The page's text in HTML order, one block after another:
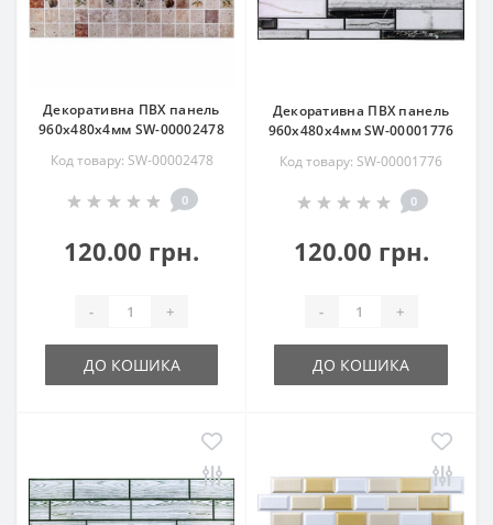
Декоративна ПВХ панель
960х480х4мм SW-00002478
Код товару: SW-00002478
0
120.00 грн.
- +
ДО КОШИКА
Декоративна ПВХ панель
960х480х4мм SW-00001776
Код товару: SW-00001776
0
120.00 грн.
- +
ДО КОШИКА